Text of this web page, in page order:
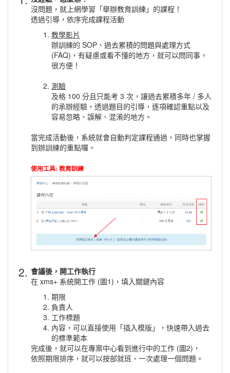
沒問題，就上網學習「舉辦教育訓練」的課程！
透過引導，依序完成課程活動
教學影片
辦訓練的 SOP、過去累積的問題與處理方式
(FAQ)，有疑慮或看不懂的地方，就可以問同事，
很方便！
測驗
及格 100 分且只能考 3 次，讓過去累積多年 / 多人
的承辦經驗，透過題目的引導，逐項確認重點以及
容易忽略、誤解、混淆的地方。
當完成活動後，系統就會自動判定課程通過，同時也掌握
到辦訓練的重點囉。
使用工具: 教育訓練
2. 會議後，開工作執行
在 xms+ 系統開工作 (圖1)，填入關鍵內容
期限
負責人
工作標題
內容，可以直接使用「插入模版」，快速帶入過去
的標準範本
完成後，就可以在專案中心看到進行中的工作 (圖2)，
依照期限排序，就可以按部就班、一次處理一個問題。